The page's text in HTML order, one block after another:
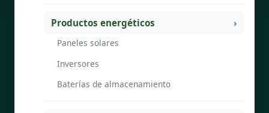
Productos energéticos
Paneles solares
Inversores
Baterías de almacenamiento